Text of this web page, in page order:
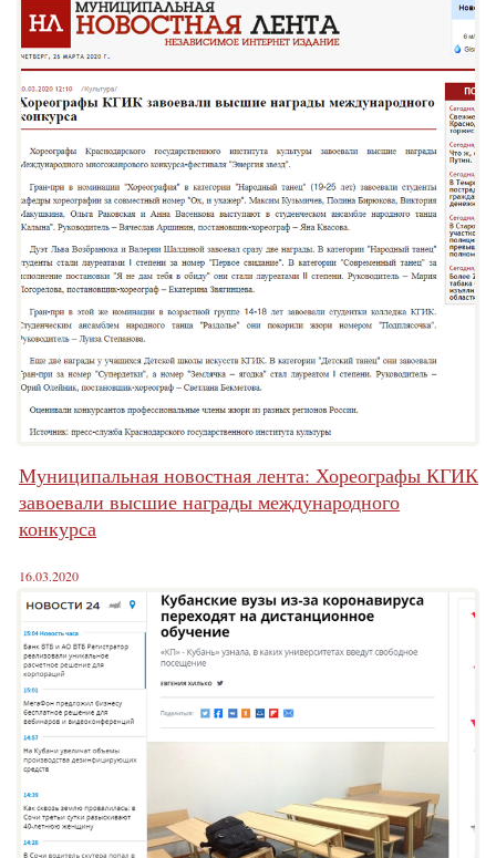
Муниципальная новостная лента: Хореографы КГИК
завоевали высшие награды международного
конкурса
16.03.2020